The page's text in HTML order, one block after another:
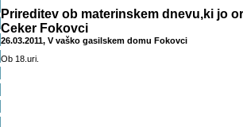
Prireditev ob materinskem dnevu,ki jo
Ceker Fokovci
26.03.2011, V vaško gasilskem domu Fokovci
Ob 18.uri.